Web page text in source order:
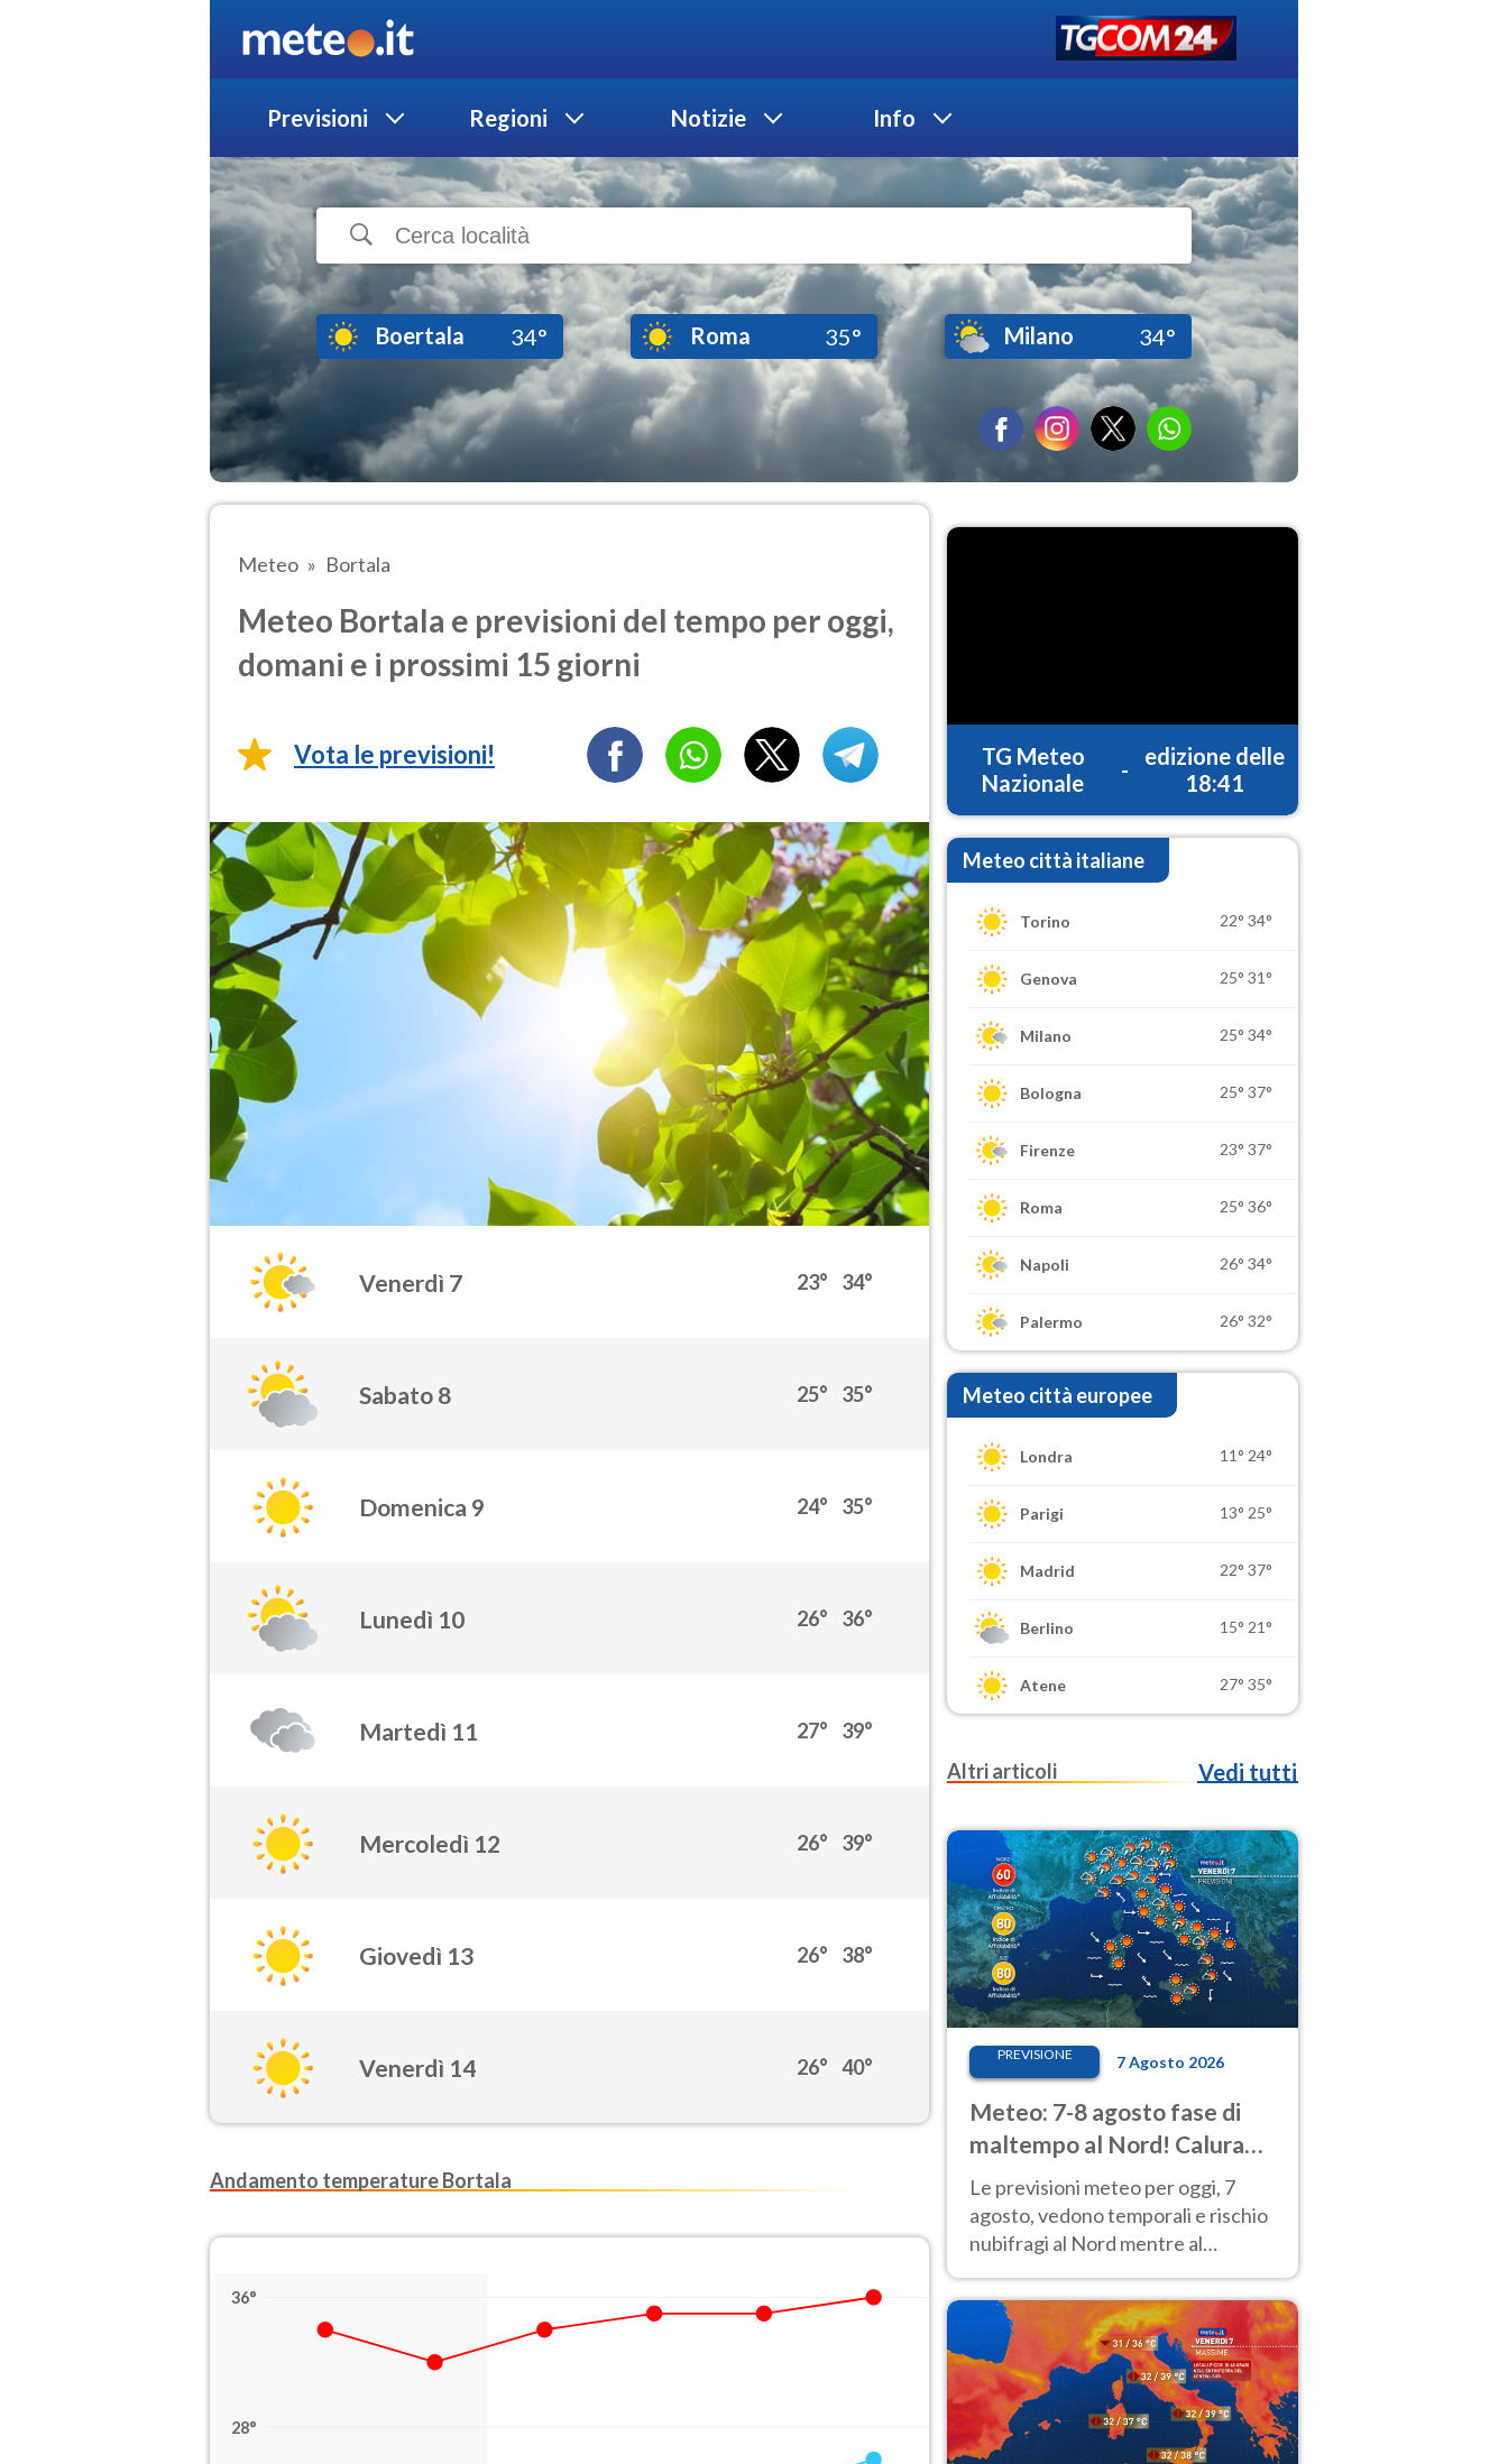
Previsioni Regioni Notizie Info
Boertala 34° Roma 35° Milano 34°
Meteo Bortala
Meteo Bortala e previsioni del tempo per oggi,
domani e i prossimi 15 giorni
Vota le previsioni!
Venerdì 7 23° 34°
Sabato 8 25° 35°
Domenica 9 24° 35°
Lunedì 10 26° 36°
Martedì 11 27° 39°
Mercoledì 12 26° 39°
Giovedì 13 26° 38°
Venerdì 14 26° 40°
Andamento temperature Bortala
36°
28°
TG Meteo
Nazionale
-
edizione delle
18:41
Meteo città italiane
Torino 22° 34°
Genova 25° 31°
Milano 25° 34°
Bologna 25° 37°
Firenze 23° 37°
Roma 25° 36°
Napoli 26° 34°
Palermo 26° 32°
Meteo città europee
Londra 11° 24°
Parigi 13° 25°
Madrid 22° 37°
Berlino 15° 21°
Atene 27° 35°
Altri articoli Vedi tutti
PREVISIONE 7 Agosto 2026
Meteo: 7-8 agosto fase di
maltempo al Nord! Calura
fino a Ferragosto
Le previsioni meteo per oggi, 7
agosto, vedono temporali e rischio
nubifragi al Nord mentre al
molto intenso.